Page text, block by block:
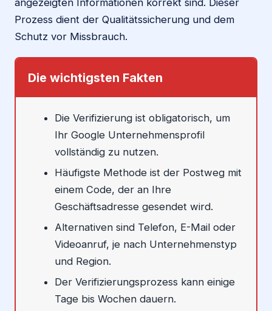
Prozess dient der Qualitätssicherung und dem
Schutz vor Missbrauch.
Die wichtigsten Fakten
Die Verifizierung ist obligatorisch, um
Ihr Google Unternehmensprofil
vollständig zu nutzen.
Häufigste Methode ist der Postweg mit
einem Code, der an Ihre
Geschäftsadresse gesendet wird.
Alternativen sind Telefon, E-Mail oder
Videoanruf, je nach Unternehmenstyp
und Region.
Der Verifizierungsprozess kann einige
Tage bis Wochen dauern.